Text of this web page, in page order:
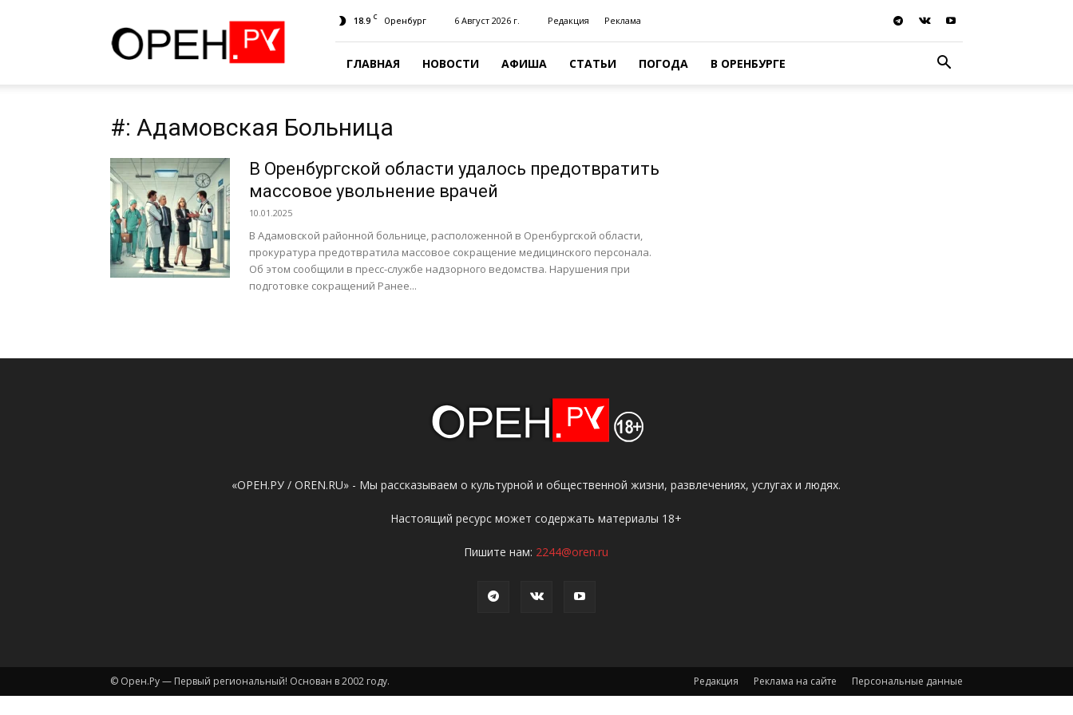
18.9 C Оренбург 6 Август 2026 г. Редакция Реклама
ГЛАВНАЯ НОВОСТИ АФИША СТАТЬИ ПОГОДА В ОРЕНБУРГЕ
#: Адамовская Больница
В Оренбургской области удалось предотвратить
массовое увольнение врачей
10.01.2025
В Адамовской районной больнице, расположенной в Оренбургской области,
прокуратура предотвратила массовое сокращение медицинского персонала.
Об этом сообщили в пресс-службе надзорного ведомства. Нарушения при
подготовке сокращений Ранее...
«ОРЕН.РУ / OREN.RU» - Мы рассказываем о культурной и общественной жизни, развлечениях, услугах и людях.
Настоящий ресурс может содержать материалы 18+
Пишите нам: 2244@oren.ru
Редакция Реклама на сайте Персональные данные
© Орен.Ру — Первый региональный! Основан в 2002 году.